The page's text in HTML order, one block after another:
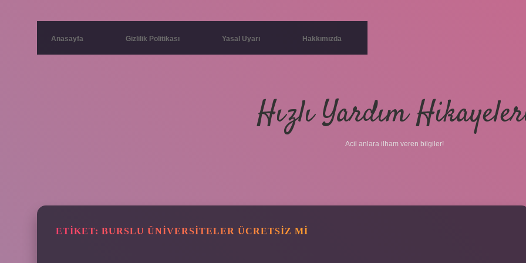
Anasayfa Gizlilik Politikası Yasal Uyarı Hakkımızda
Hızlı Yardım
Acil anlara ilham veren bilgiler!
ETIKET: BURSLU ÜNIVERSITELER ÜCRETSIZ MI